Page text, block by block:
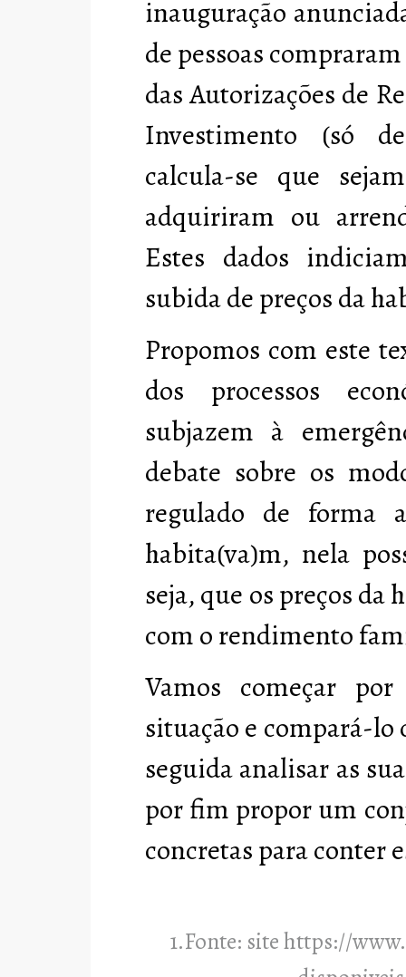
inauguração
de pessoas
das Autorizações de
Investimento (só
calcula-se que
adquiriram ou
Estes dados
subida de preços da
Propomos com este
dos processos
subjazem à
debate sobre os
regulado de forma
habita(va)m, nela
seja, que os preços
com o rendimento
Vamos começar
situação e compará-
seguida analisar as
por fim propor um
concretas para conter
1.Fonte: site https://